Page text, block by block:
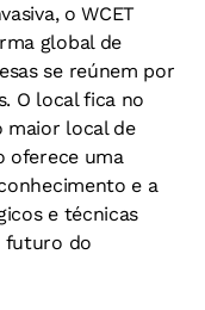
o WCET
global de
se reúnem por
O local fica no
maior local de
oferece uma
e a
e técnicas
futuro do